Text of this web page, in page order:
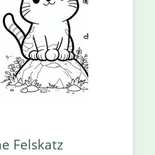
Felskatz